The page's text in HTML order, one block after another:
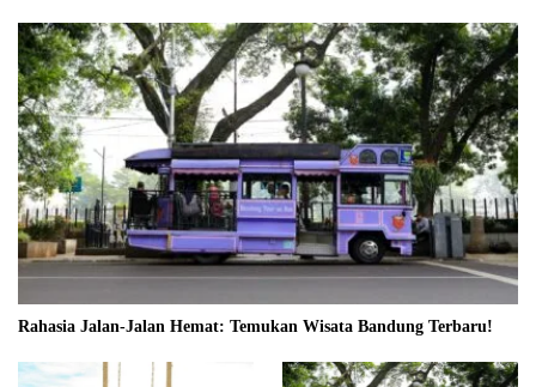
Rahasia Jalan-Jalan Hemat: Temukan Wisata Bandung Terbaru!